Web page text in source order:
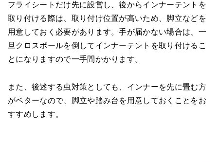
フライシートだけ先に設営し、後からインナーテントを
取り付ける際は、取り付け位置が高いため、脚立などを
用意しておく必要があります。手が届かない場合は、一
旦クロスポールを倒してインナーテントを取り付けるこ
とになりますので一手間かかります。
また、後述する虫対策としても、インナーを先に畳む方
がベターなので、脚立や踏み台を用意しておくことをお
すすめします。